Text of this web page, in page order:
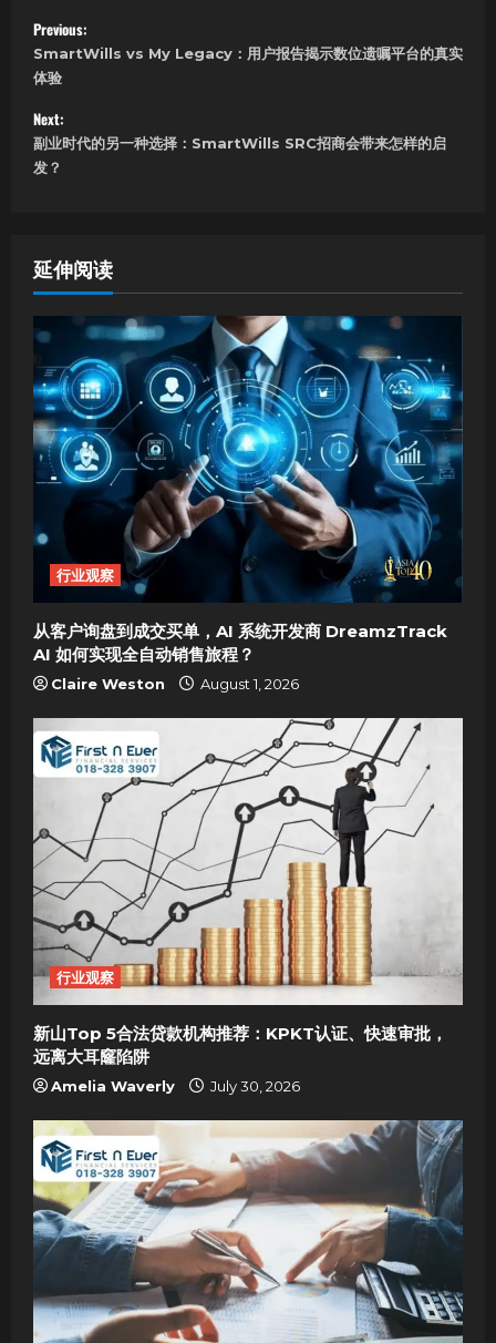
P
o
s
t
a
v
i
g
a
t
i
o
n
Previous:
SmartWills vs My Legacy：用户报告揭示数位遗嘱平台的真实
体验
Next:
副业时代的另一种选择：SmartWills SRC招商会带来怎样的启
发？
延伸阅读
行业观察
从客户询盘到成交买单，AI 系统开发商 DreamzTrack
AI 如何实现全自动销售旅程？
Claire Weston August 1, 2026
行业观察
新山Top 5合法贷款机构推荐：KPKT认证、快速审批，
远离大耳窿陷阱
Amelia Waverly July 30, 2026